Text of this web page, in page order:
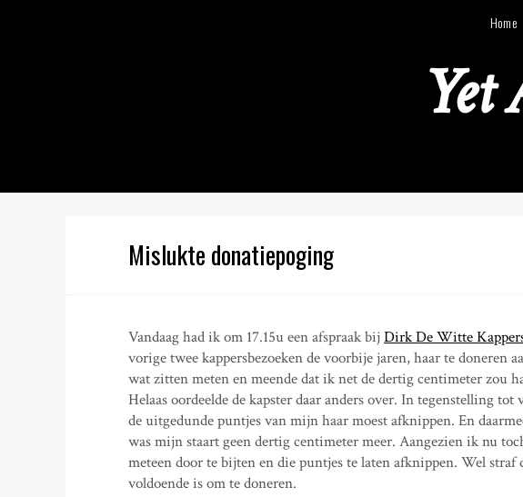
t
Home
Yet
Mislukte donatiepoging
Vandaag had ik om 17.15u een afspraak bijDirk De Witte
vorige twee kappersbezoeken de voorbije jaren, haar te doneren
wat zitten meten en meende dat ik net de dertig centimeter zou
Helaas oordeelde de kapster daar anders over. In tegenstelling
de uitgedunde puntjes van mijn haar moest afknippen. En
was mijn staart geen dertig centimeter meer. Aangezien ik nu
meteen door te bijten en die puntjes te laten afknippen. Wel
voldoende is om te doneren.